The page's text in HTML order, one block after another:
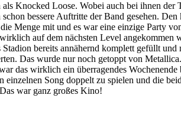
Knocked Loose. Wobei auch bei ihnen
bessere Auftritte der Band gesehen.
Menge mit und es war eine einzige Party
auf dem nächsten Level
bereits annähernd komplett gefüllt
Das wurde nur noch getoppt von
das wirklich ein überragendes
Song doppelt zu spielen und die
war ganz großes Kino!